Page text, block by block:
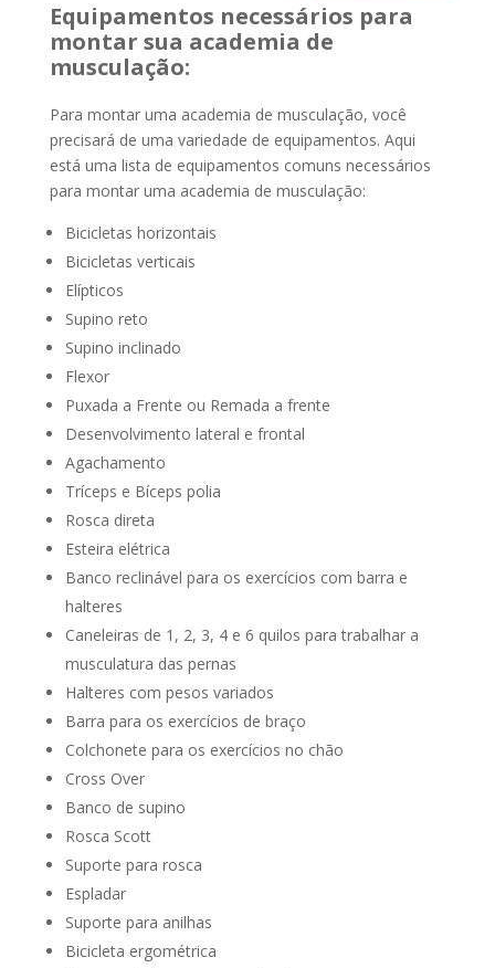
Equipamentos necessários para
montar sua academia de
musculação:
Para montar uma academia de musculação, você
precisará de uma variedade de equipamentos. Aqui
está uma lista de equipamentos comuns necessários
para montar uma academia de musculação:
Bicicletas horizontais
Bicicletas verticais
Elípticos
Supino reto
Supino inclinado
Flexor
Puxada a Frente ou Remada a frente
Desenvolvimento lateral e frontal
Agachamento
Tríceps e Bíceps polia
Rosca direta
Esteira elétrica
Banco reclinável para os exercícios com barra e
halteres
Caneleiras de 1, 2, 3, 4 e 6 quilos para trabalhar a
musculatura das pernas
Halteres com pesos variados
Barra para os exercícios de braço
Colchonete para os exercícios no chão
Cross Over
Banco de supino
Rosca Scott
Suporte para rosca
Espladar
Suporte para anilhas
Bicicleta ergométrica